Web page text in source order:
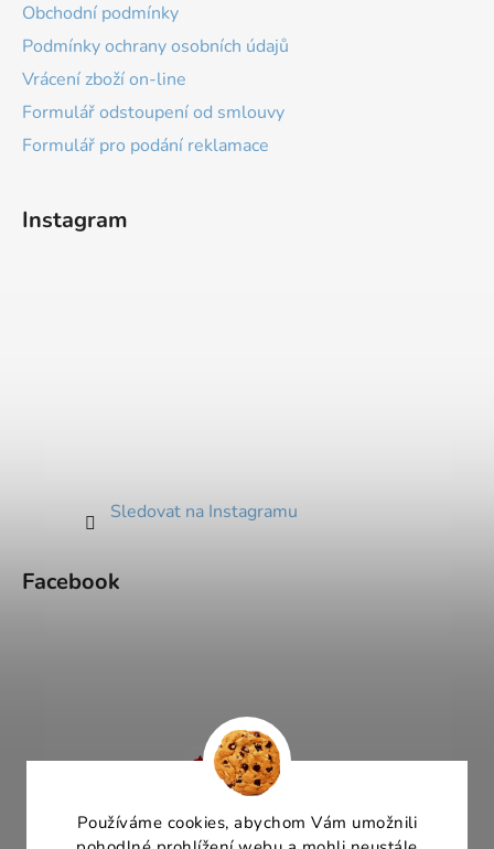
Používáme cookies, abychom Vám umožnili
Obchodní podmínky
Podmínky ochrany osobních údajů
Vrácení zboží on-line
Formulář odstoupení od smlouvy
Formulář pro podání reklamace
Instagram
Sledovat na Instagramu
Facebook